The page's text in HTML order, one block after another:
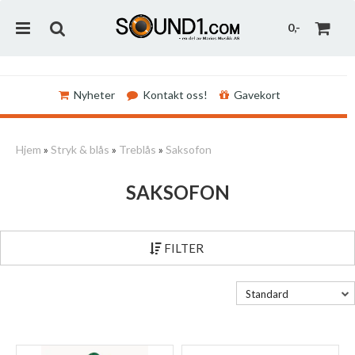
0,-
Nyheter Kontakt oss! Gavekort
Hjem » Stryk & blås » Treblås » Saksofon
SAKSOFON
FILTER
Standard